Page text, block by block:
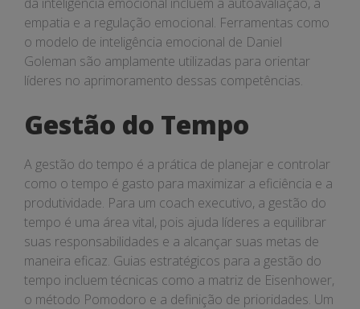
empatia e a regulação emocional. Ferramentas como
o modelo de inteligência emocional de Daniel
Goleman são amplamente utilizadas para orientar
líderes no aprimoramento dessas competências.
Gestão do Tempo
A gestão do tempo é a prática de planejar e controlar
como o tempo é gasto para maximizar a eficiência e a
produtividade. Para um coach executivo, a gestão do
tempo é uma área vital, pois ajuda líderes a equilibrar
suas responsabilidades e a alcançar suas metas de
maneira eficaz. Guias estratégicos para a gestão do
tempo incluem técnicas como a matriz de Eisenhower,
o método Pomodoro e a definição de prioridades. Um